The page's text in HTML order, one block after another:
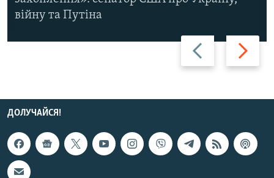
Назад Вперед
війну та Путіна
ДОЛУЧАЙСЯ!